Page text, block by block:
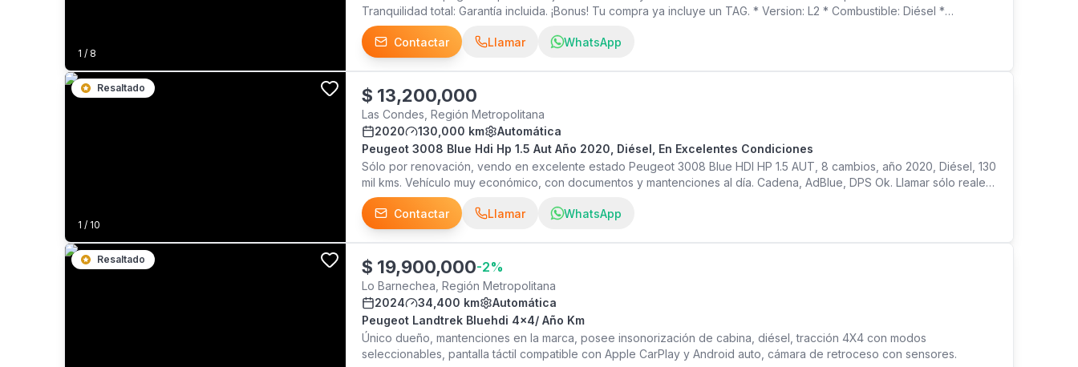
1 / 8
Tranquilidad total: Garantía incluida. ¡Bonus! Tu compra ya incluye un TAG. * Version: L2 * Combustible: Diésel *
Kilometraje: 120000 * Carrocería: Camioneta * Color: BLANCO BANQUISE * Transmisión: Mecánica * Tracción: 4X2 *
Cilindrada: 1600 * Potencia: 90 * Equipamiento seguridad: ABS, Airbag piloto, Asistencia al frenado de urgencia (Afu-
Ebs-Hba-Bas), Control de estabilidad (Esp), Cámara de retroceso en 180º, Cámara de retroceso en 360º, Cámara
Sensores de retroceso, Velocidad crucero adaptativa / Eyesigth
Contactar Llamar WhatsApp
1 / 10
Resaltado $ 13,200,000
Las Condes, Región Metropolitana
2020
130,000 km
Automática
Peugeot 3008 Blue Hdi Hp 1.5 Aut Año 2020, Diésel, En Excelentes Condiciones
Sólo por renovación, vendo en excelente estado Peugeot 3008 Blue HDI HP 1.5 AUT, 8 cambios, año 2020, Diésel, 130
mil kms. Vehículo muy económico, con documentos y mantenciones al día. Cadena, AdBlue, DPS Ok. Llamar sólo reales
interesados.
Contactar
Llamar WhatsApp
Resaltado $ 19,900,000-2%
Lo Barnechea, Región Metropolitana
2024
34,400 km
Automática
Peugeot Landtrek Bluehdi 4x4/ Año Km
Único dueño, mantenciones en la marca, posee insonorización de cabina, diésel, tracción 4X4 con modos
seleccionables, pantalla táctil compatible con Apple CarPlay y Android auto, cámara de retroceso con sensores.